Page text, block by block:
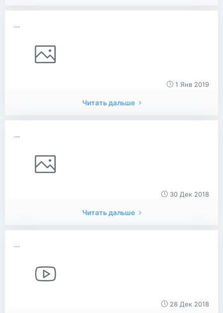
...
1 Янв 2019
Читать дальше
...
30 Дек 2018
Читать дальше
...
28 Дек 2018